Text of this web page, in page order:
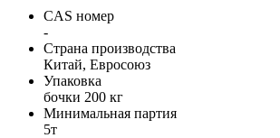
CAS номер
-
Cтрана производства
Китай, Евросоюз
Упаковка
бочки 200 кг
Минимальная партия
5т